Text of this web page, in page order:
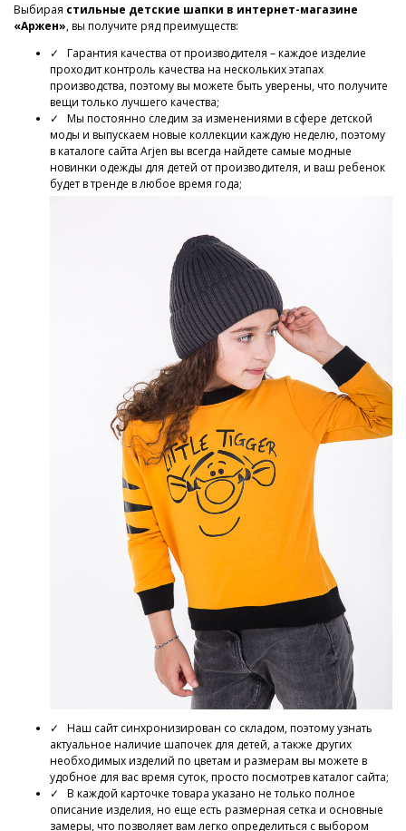
Выбирая стильные детские шапки в интернет-магазине
«Аржен», вы получите ряд преимуществ:
✓ Гарантия качества от производителя – каждое изделие
проходит контроль качества на нескольких этапах
производства, поэтому вы можете быть уверены, что получите
вещи только лучшего качества;
✓ Мы постоянно следим за изменениями в сфере детской
моды и выпускаем новые коллекции каждую неделю, поэтому
в каталоге сайта Arjen вы всегда найдете самые модные
новинки одежды для детей от производителя, и ваш ребенок
будет в тренде в любое время года;
✓ Наш сайт синхронизирован со складом, поэтому узнать
актуальное наличие шапочек для детей, а также других
необходимых изделий по цветам и размерам вы можете в
удобное для вас время суток, просто посмотрев каталог сайта;
✓ В каждой карточке товара указано не только полное
описание изделия, но еще есть размерная сетка и основные
замеры, что позволяет вам легко определиться с выбором